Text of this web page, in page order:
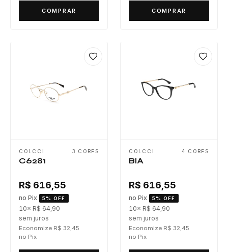
COMPRAR COMPRAR
COLCCI 3 CORES
C6281
R$ 616,55
no Pix 5% OFF
10× R$ 64,90
sem juros
Economize R$ 32,45
no Pix
COLCCI 4 CORES
BIA
R$ 616,55
no Pix 5% OFF
10× R$ 64,90
sem juros
Economize R$ 32,45
no Pix